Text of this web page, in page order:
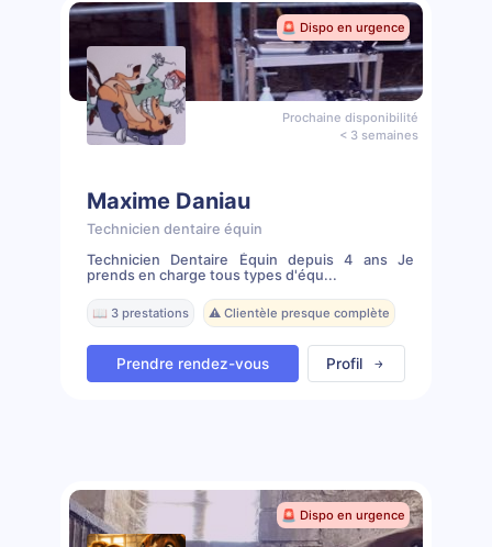
🚨 Dispo en urgence
Prochaine disponibilité
< 3 semaines
Maxime Daniau
Technicien dentaire équin
Technicien Dentaire Équin depuis 4 ans Je
prends en charge tous types d'équ...
📖 3 prestations ⚠️ Clientèle presque complète
Prendre rendez-vous Profil
🚨 Dispo en urgence